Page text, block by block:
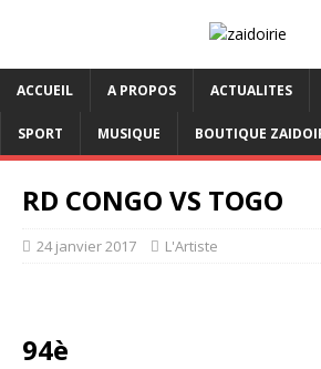
ACCUEIL A PROPOS ACTUALITES
SPORT MUSIQUE BOUTIQUE
RD CONGO VS TOGO
24 janvier 2017 L'Artiste
94è